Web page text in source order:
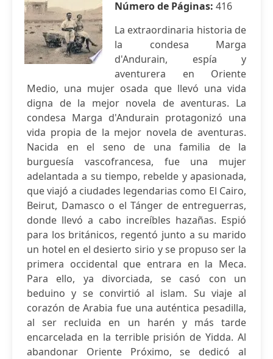
Número de Páginas: 416
La extraordinaria historia de
la condesa Marga
d'Andurain, espía y
aventurera en Oriente
Medio, una mujer osada que llevó una vida
digna de la mejor novela de aventuras. La
condesa Marga d'Andurain protagonizó una
vida propia de la mejor novela de aventuras.
Nacida en el seno de una familia de la
burguesía vascofrancesa, fue una mujer
adelantada a su tiempo, rebelde y apasionada,
que viajó a ciudades legendarias como El Cairo,
Beirut, Damasco o el Tánger de entreguerras,
donde llevó a cabo increíbles hazañas. Espió
para los británicos, regentó junto a su marido
un hotel en el desierto sirio y se propuso ser la
primera occidental que entrara en la Meca.
Para ello, ya divorciada, se casó con un
beduino y se convirtió al islam. Su viaje al
corazón de Arabia fue una auténtica pesadilla,
al ser recluida en un harén y más tarde
encarcelada en la terrible prisión de Yidda. Al
abandonar Oriente Próximo, se dedicó al